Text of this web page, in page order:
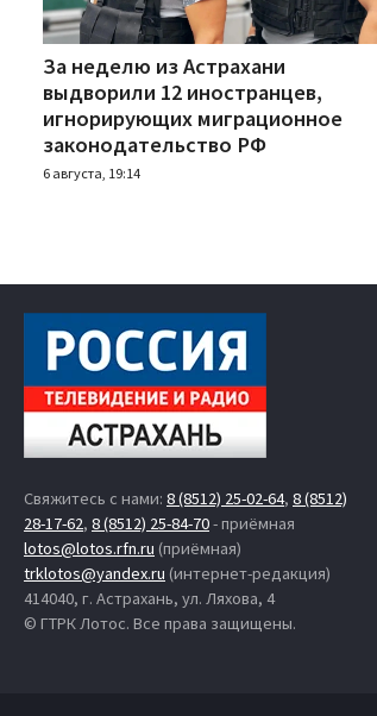
За неделю из Астрахани
выдворили 12 иностранцев,
игнорирующих миграционное
законодательство РФ
6 августа, 19:14
Свяжитесь с нами: 8 (8512) 25-02-64, 8 (8512)
28-17-62, 8 (8512) 25-84-70- приёмная
lotos@lotos.rfn.ru (приёмная)
trklotos@yandex.ru (интернет-редакция)
414040, г. Астрахань, ул. Ляхова, 4
© ГТРК Лотос. Все права защищены.